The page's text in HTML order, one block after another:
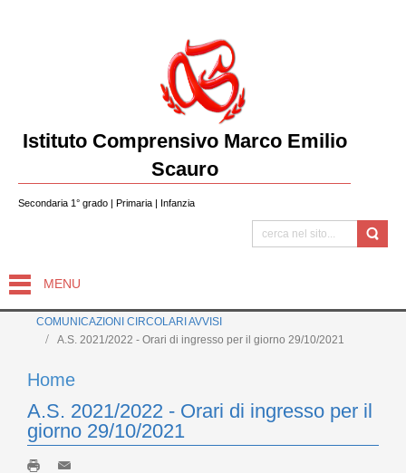
Istituto Comprensivo Marco Emilio
Scauro
Secondaria 1° grado | Primaria | Infanzia
MENU
COMUNICAZIONI CIRCOLARI AVVISI
A.S. 2021/2022 - Orari di ingresso per il giorno 29/10/2021
Home
A.S. 2021/2022 - Orari di ingresso per il
giorno 29/10/2021